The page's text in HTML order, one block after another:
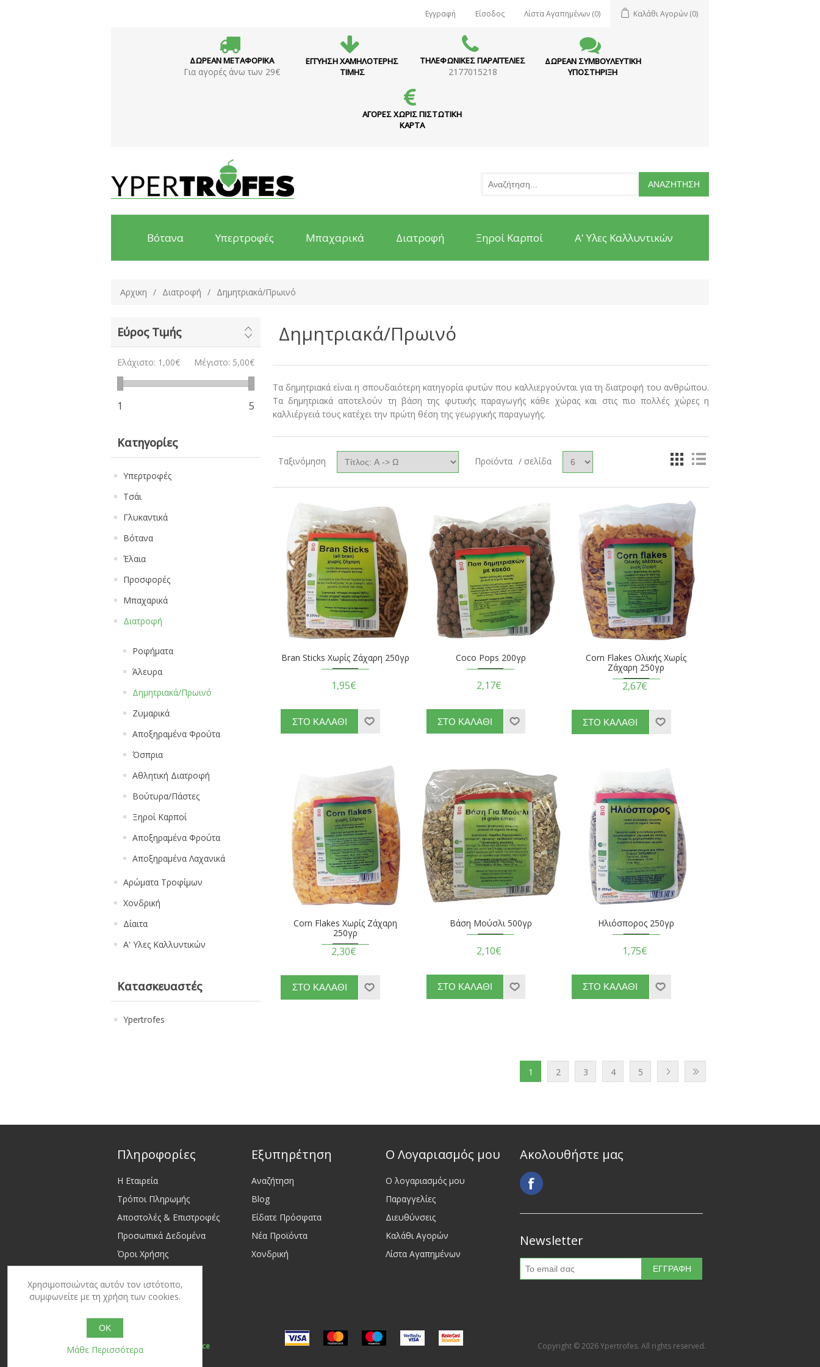
Εγγραφή Είσοδος Λίστα Αγαπημένων (0) Καλάθι Αγορών (0)
ΔΩΡΕΑΝ ΜΕΤΑΦΟΡΙΚΑ
Για αγορές άνω των 29€
ΕΓΓΥΗΣΗ ΧΑΜΗΛΟΤΕΡΗΣ
ΤΙΜΗΣ
ΤΗΛΕΦΩΝΙΚΕΣ ΠΑΡΑΓΓΕΛΙΕΣ
2177015218
ΔΩΡΕΑΝ ΣΥΜΒΟΥΛΕΥΤΙΚΗ
ΥΠΟΣΤΗΡΙΞΗ
ΑΓΟΡΕΣ ΧΩΡΙΣ ΠΙΣΤΩΤΙΚΗ
ΚΑΡΤΑ
Βότανα Υπερτροφές Μπαχαρικά Διατροφή Ξηροί Καρποί Α' Υλες Καλλυντικών
Αρχικη / Διατροφή / Δημητριακά/Πρωινό
Εύρος Τιμής
Ελάχιστο: 1,00€ Μέγιστο: 5,00€
1 5
Κατηγορίες
Υπερτροφές
Τσάι
Γλυκαντικά
Βότανα
Έλαια
Προσφορές
Μπαχαρικά
Διατροφή
Ροφήματα
Άλευρα
Δημητριακά/Πρωινό
Ζυμαρικά
Αποξηραμένα Φρούτα
Όσπρια
Αθλητική Διατροφή
Βούτυρα/Πάστες
Ξηροί Καρποί
Αποξηραμένα Φρούτα
Αποξηραμένα Λαχανικά
Αρώματα Τροφίμων
Χονδρική
Δίαιτα
Α' Υλες Καλλυντικών
Κατασκευαστές
Ypertrofes
Δημητριακά/Πρωινό
Τα δημητριακά είναι η σπουδαιότερη κατηγορία φυτών που καλλιεργούνται για τη διατροφή του ανθρώπου.
Τα δημητριακά αποτελούν τη βάση της φυτικής παραγωγής κάθε χώρας και στις πιο πολλές χώρες η
καλλιέργειά τους κατέχει την πρώτη θέση της γεωργικής παραγωγής.
Ταξινόμηση Προϊόντα / σελίδα
Bran Sticks Χωρίς Ζάχαρη 250γρ
1,95€
Coco Pops 200γρ
2,17€
Corn Flakes Ολικής Χωρίς
Ζάχαρη 250γρ
2,67€
Corn Flakes Χωρίς Ζάχαρη
250γρ
2,30€
Βάση Μούσλι 500γρ
2,10€
Ηλιόσπορος 250γρ
1,75€
1 2 3 4 5
Πληροφορίες
Η Εταιρεία
Τρόποι Πληρωμής
Αποστολές & Επιστροφές
Προσωπικά Δεδομένα
Όροι Χρήσης
Sitemap
Εξυπηρέτηση
Αναζήτηση
Blog
Είδατε Πρόσφατα
Νέα Προϊόντα
Χονδρική
Ο Λογαριασμός μου
Ο λογαριασμός μου
Παραγγελίες
Διευθύνσεις
Καλάθι Αγορών
Λίστα Αγαπημένων
Ακολουθήστε μας
Newsletter
Copyright © 2026 Ypertrofes. All rights reserved.
Powered by nopCommerce
Χρησιμοποιώντας αυτόν τον ιστότοπο,
συμφωνείτε με τη χρήση των cookies.
OK
Μάθε Περισσότερα